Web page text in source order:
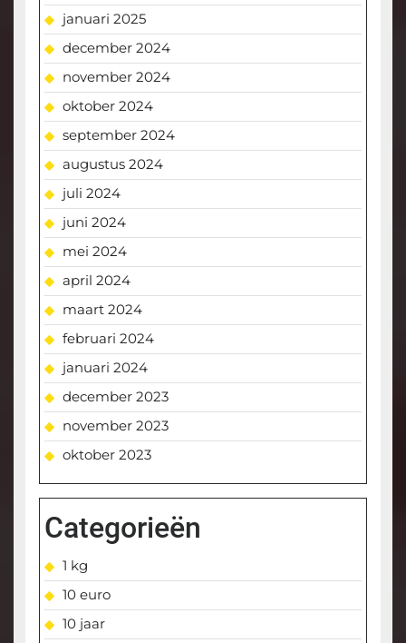
januari 2025
december 2024
november 2024
oktober 2024
september 2024
augustus 2024
juli 2024
juni 2024
mei 2024
april 2024
maart 2024
februari 2024
januari 2024
december 2023
november 2023
oktober 2023
Categorieën
1 kg
10 euro
10 jaar